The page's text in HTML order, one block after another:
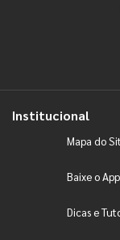
Institucional
Mapa do
Baixe o App
Dicas e